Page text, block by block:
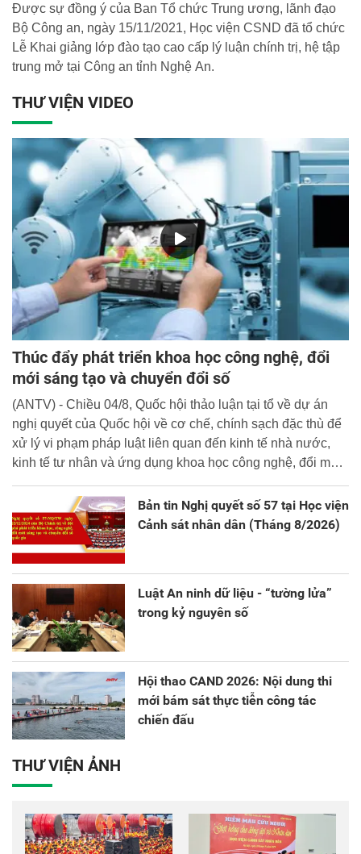
Được sự đồng ý của Ban Tổ chức Trung ương, lãnh đạo
Bộ Công an, ngày 15/11/2021, Học viện CSND đã tổ chức
Lễ Khai giảng lớp đào tạo cao cấp lý luận chính trị, hệ tập
trung mở tại Công an tỉnh Nghệ An.
THƯ VIỆN VIDEO
Thúc đẩy phát triển khoa học công nghệ, đổi
mới sáng tạo và chuyển đổi số
(ANTV) - Chiều 04/8, Quốc hội thảo luận tại tổ về dự án
nghị quyết của Quốc hội về cơ chế, chính sạch đặc thù để
xử lý vi phạm pháp luật liên quan đến kinh tế nhà nước,
kinh tế tư nhân và ứng dụng khoa học công nghệ, đổi mới
Bản tin Nghị quyết số 57 tại Học viện
Cảnh sát nhân dân (Tháng 8/2026)
Luật An ninh dữ liệu - “tường lửa”
trong kỷ nguyên số
Hội thao CAND 2026: Nội dung thi
mới bám sát thực tiễn công tác
chiến đấu
THƯ VIỆN ẢNH